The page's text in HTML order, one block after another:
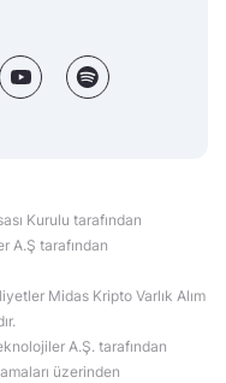
Kurulu tarafından
A.Ş tarafından
Midas Kripto Varlık Alım
A.Ş. tarafından
üzerinden